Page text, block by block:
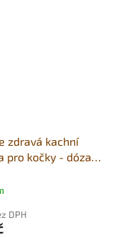
zdravá kachní
pro kočky - dóza
DPH